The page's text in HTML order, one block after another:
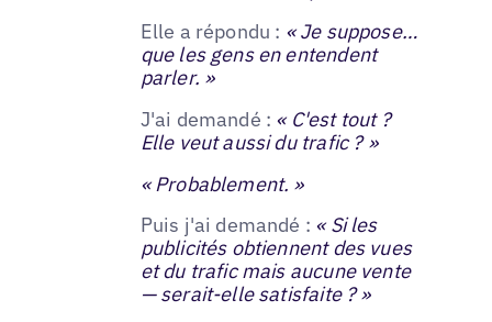
Elle a répondu : « Je suppose…
que les gens en entendent
parler. »
J'ai demandé : « C'est tout ?
Elle veut aussi du trafic ? »
« Probablement. »
Puis j'ai demandé : « Si les
publicités obtiennent des vues
et du trafic mais aucune vente
— serait-elle satisfaite ? »